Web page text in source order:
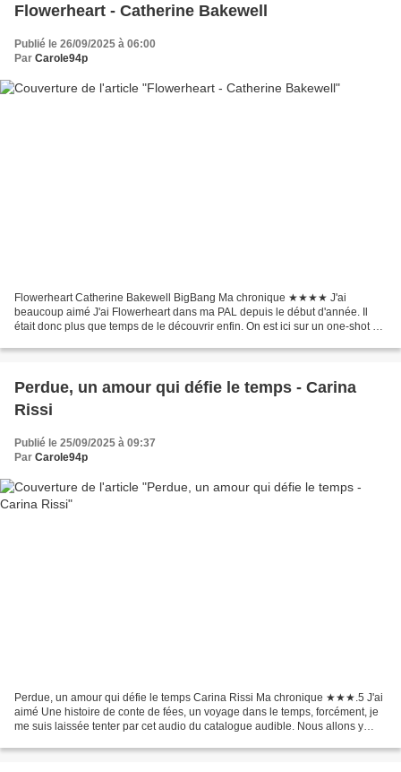
Flowerheart - Catherine Bakewell
Publié le 26/09/2025 à 06:00
Par Carole94p
Flowerheart Catherine Bakewell BigBang Ma chronique ★★★★ J'ai
beaucoup aimé J'ai Flowerheart dans ma PAL depuis le début d'année. Il
était donc plus que temps de le découvrir enfin. On est ici sur un one-shot de
Perdue, un amour qui défie le temps - Carina
Rissi
Publié le 25/09/2025 à 09:37
Par Carole94p
Perdue, un amour qui défie le temps Carina Rissi Ma chronique ★★★.5 J'ai
aimé Une histoire de conte de fées, un voyage dans le temps, forcément, je
me suis laissée tenter par cet audio du catalogue audible. Nous allons y